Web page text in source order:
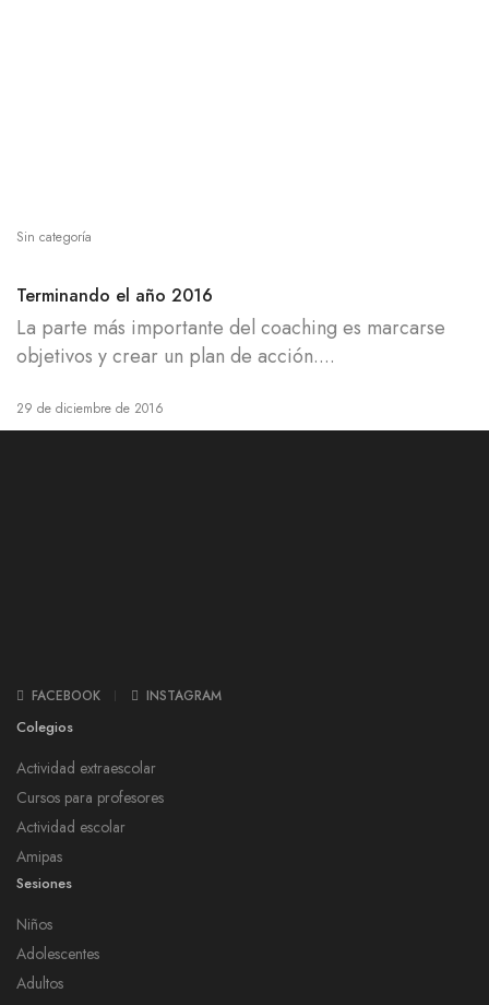
Sin categoría
Terminando el año 2016
La parte más importante del coaching es marcarse
objetivos y crear un plan de acción....
29 de diciembre de 2016
FACEBOOK INSTAGRAM
Colegios
Actividad extraescolar
Cursos para profesores
Actividad escolar
Amipas
Sesiones
Niños
Adolescentes
Adultos